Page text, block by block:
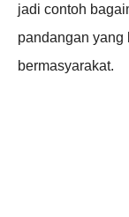
jadi contoh
pandangan yang
bermasyarakat.